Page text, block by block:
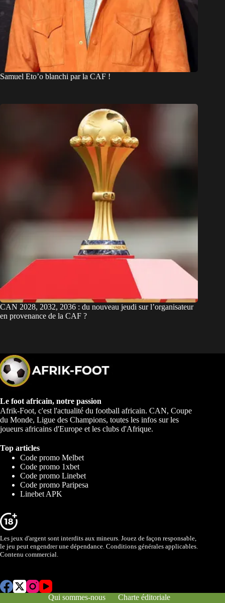
Samuel Eto’o blanchi par la CAF !
CAN 2028, 2032, 2036 : du nouveau jeudi sur l’organisateur
en provenance de la CAF ?
Le foot africain, notre passion
Afrik-Foot, c'est l'actualité du football africain. CAN, Coupe
du Monde, Ligue des Champions, toutes les infos sur les
joueurs africains d'Europe et les clubs d'Afrique.
Top articles
Code promo Melbet
Code promo 1xbet
Code promo Linebet
Code promo Paripesa
Linebet APK
Les jeux d'argent sont interdits aux mineurs. Jouez de façon responsable,
le jeu peut engendrer une dépendance. Conditions générales applicables.
Contenu commercial.
Qui sommes-nous
Charte éditoriale